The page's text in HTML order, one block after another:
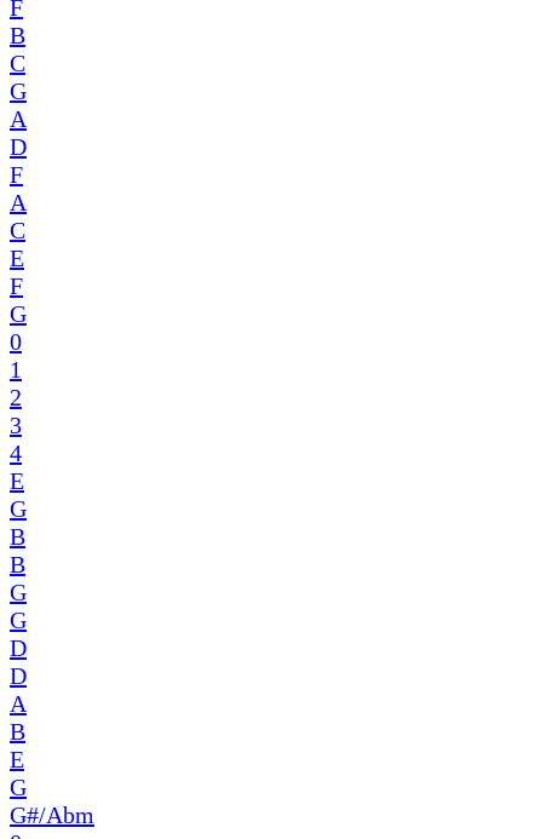
F
B
C
G
A
D
F
A
C
E
F
G
0
1
2
3
4
E
G
B
B
G
G
D
D
A
B
E
G
G#/Abm